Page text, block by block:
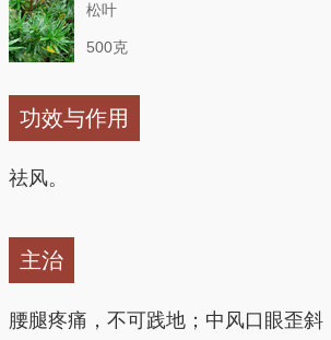
松叶
500克
功效与作用
祛风。
主治
腰腿疼痛，不可践地；中风口眼歪斜